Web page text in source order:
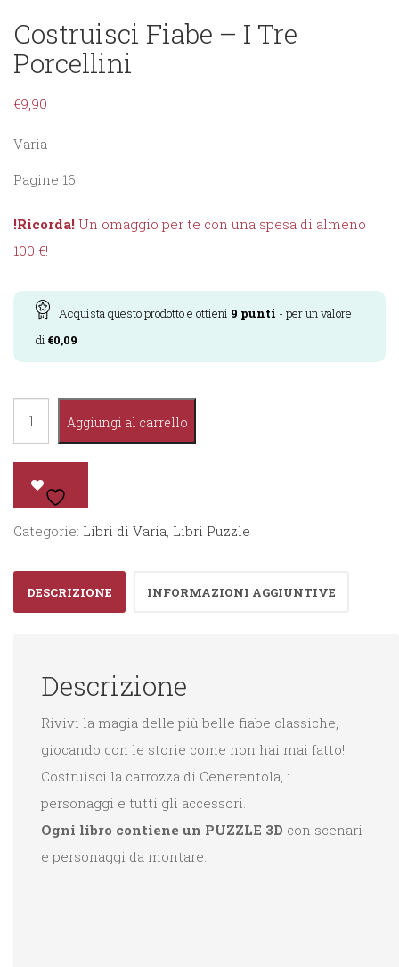
Costruisci Fiabe – I Tre
Porcellini
€9,90
Varia
Pagine 16
!Ricorda! Un omaggio per te con una spesa di almeno
100 €!
Acquista questo prodotto e ottieni 9 punti - per un valore
di €0,09
-
Porcellini
quantità
Aggiungi al carrello
Categorie: Libri di Varia, Libri Puzzle
DESCRIZIONE INFORMAZIONI AGGIUNTIVE
Descrizione
Rivivi la magia delle più belle fiabe classiche,
giocando con le storie come non hai mai fatto!
Costruisci la carrozza di Cenerentola, i
personaggi e tutti gli accessori.
Ogni libro contiene un PUZZLE 3D con scenari
e personaggi da montare.